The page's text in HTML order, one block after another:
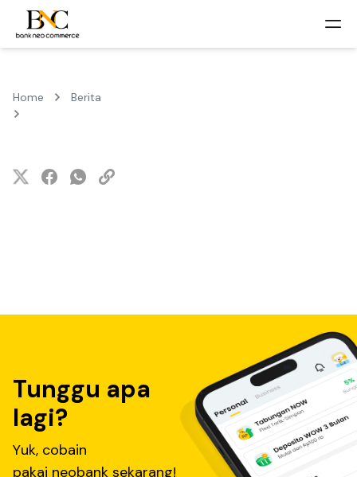
Home Berita
Tunggu apa
lagi?
Yuk, cobain
pakai neobank sekarang!